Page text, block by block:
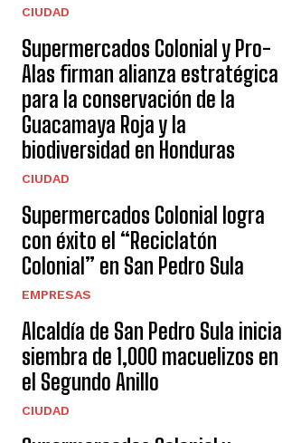
CIUDAD
Supermercados Colonial y Pro-
Alas firman alianza estratégica
para la conservación de la
Guacamaya Roja y la
biodiversidad en Honduras
CIUDAD
Supermercados Colonial logra
con éxito el “Reciclatón
Colonial” en San Pedro Sula
EMPRESAS
Alcaldía de San Pedro Sula inicia
siembra de 1,000 macuelizos en
el Segundo Anillo
CIUDAD